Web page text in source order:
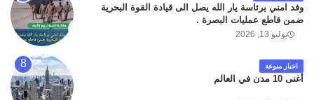
وفد امني برئاسة يار الله يصل الى قيادة القوة البحرية
ضمن قاطع عمليات البصرة .
يوليو 13, 2026
اخبار منوعة
أغنى 10 مدن في العالم